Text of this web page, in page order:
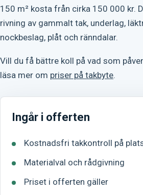
150 m² kosta från cirka 150 000 kr.
rivning av gammalt tak, underlag,
nockbeslag, plåt och ränndalar.
Vill du få bättre koll på vad som
läsa mer om priser på takbyte.
Ingår i offerten
Kostnadsfri takkontroll på
Materialval och rådgivning
Priset i offerten gäller